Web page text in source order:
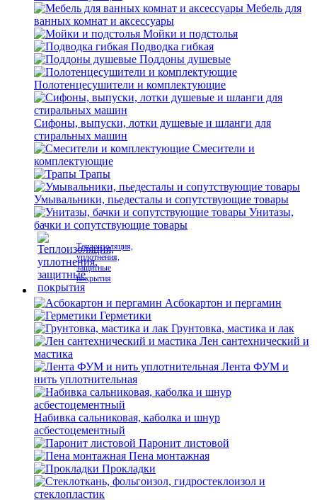
Мебель для
ванных комнат и аксессуары
Мойки и подстолья
Подводка гибкая
Поддоны душевые
Полотенцесушители и комплектующие
Сифоны, выпуски, лотки душевые и шланги для
стиральных машин
Смесители и
комплектующие
Трапы
Умывальники, пьедесталы и сопутствующие товары
Унитазы,
бачки и сопутствующие товары
Теплоизоляция,
уплотнения,
защитные
покрытия
Асбокартон и пергамин
Герметики
Грунтовка, мастика и лак
Лен сантехнический и
мастика
Лента ФУМ и
нить уплотнительная
Набивка сальниковая, каболка и шнур
асбестоцементный
Паронит листовой
Пена монтажная
Прокладки